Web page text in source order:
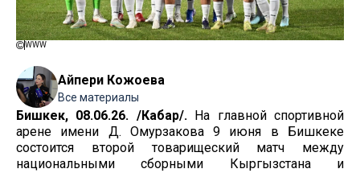
WWW
Айпери Кожоева
Все материалы
Бишкек, 08.06.26. /Кабар/. На главной спортивной
арене имени Д. Омурзакова 9 июня в Бишкеке
состоится второй товарищеский матч между
национальными сборными Кыргызстана и